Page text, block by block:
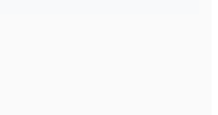
index